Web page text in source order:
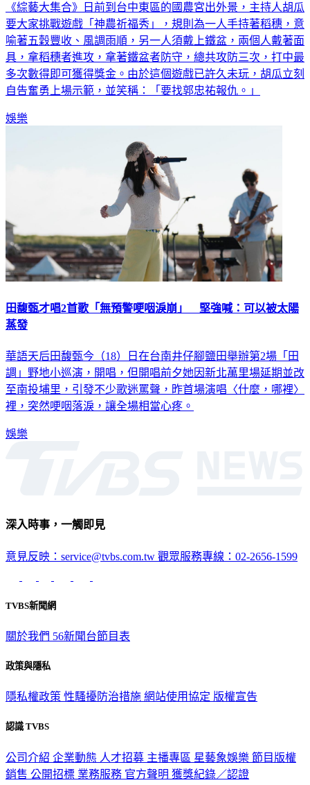
《綜藝大集合》日前到台中東區的國農宮出外景，主持人胡瓜
要大家挑戰遊戲「神農祈福秀」，規則為一人手持著稻穗，意
喻著五穀豐收、風調雨順，另一人須戴上鐵盆，兩個人戴著面
具，拿稻穗者進攻，拿著鐵盆者防守，總共攻防三次，打中最
多次數得即可獲得獎金。由於這個遊戲已許久未玩，胡瓜立刻
自告奮勇上場示範，並笑稱：「要找郭忠祐報仇。」
娛樂
田馥甄才唱2首歌「無預警哽咽淚崩」 堅強喊：可以被太陽
蒸發
華語天后田馥甄今（18）日在台南井仔腳鹽田舉辦第2場「田
調」野地小巡演，開唱，但開唱前夕她因新北萬里場延期並改
至南投埔里，引發不少歌迷罵聲，昨首場演唱〈什麼，哪裡〉
裡，突然哽咽落淚，讓全場相當心疼。
娛樂
深入時事，一觸即見
意見反映：service@tvbs.com.tw 觀眾服務專線：02-2656-1599
TVBS新聞網
關於我們 56新聞台節目表
政策與隱私
隱私權政策 性騷擾防治措施 網站使用協定 版權宣告
認識 TVBS
公司介紹 企業動態 人才招募 主播專區 星藝象娛樂 節目版權
銷售 公開招標 業務服務 官方聲明 獲獎紀錄／認證